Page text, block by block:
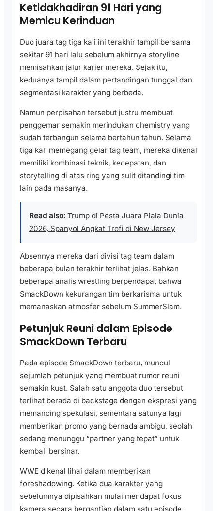
Ketidakhadiran 91 Hari yang
Memicu Kerinduan
Duo juara tag tiga kali ini terakhir tampil bersama
sekitar 91 hari lalu sebelum akhirnya storyline
memisahkan jalur karier mereka. Sejak itu,
keduanya tampil dalam pertandingan tunggal dan
segmentasi karakter yang berbeda.
Namun perpisahan tersebut justru membuat
penggemar semakin merindukan chemistry yang
sudah terbangun selama bertahun tahun. Selama
tiga kali memegang gelar tag team, mereka dikenal
memiliki kombinasi teknik, kecepatan, dan
storytelling di atas ring yang sulit ditandingi tim
lain pada masanya.
Read also: Trump di Pesta Juara Piala Dunia
2026, Spanyol Angkat Trofi di New Jersey
Absennya mereka dari divisi tag team dalam
beberapa bulan terakhir terlihat jelas. Bahkan
beberapa analis wrestling berpendapat bahwa
SmackDown kekurangan tim berkarisma untuk
memanaskan atmosfer sebelum SummerSlam.
Petunjuk Reuni dalam Episode
SmackDown Terbaru
Pada episode SmackDown terbaru, muncul
sejumlah petunjuk yang membuat rumor reuni
semakin kuat. Salah satu anggota duo tersebut
terlihat berada di backstage dengan ekspresi yang
memancing spekulasi, sementara satunya lagi
memberikan promo yang bernada ambigu, seolah
sedang menunggu “partner yang tepat” untuk
kembali bersinar.
WWE dikenal lihai dalam memberikan
foreshadowing. Ketika dua karakter yang
sebelumnya dipisahkan mulai mendapat fokus
kamera secara bergantian dalam satu episode,